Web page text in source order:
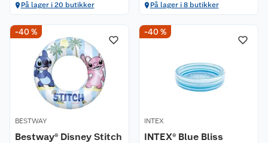
På lager i 20 butikker På lager i 8 butikker
-40 %
BESTWAY
Bestway® Disney Stitch
-40 %
INTEX
INTEX® Blue Bliss